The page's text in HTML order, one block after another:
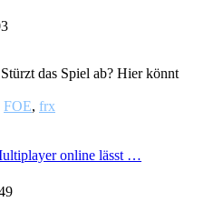
das Spiel ab? Hier könnt
FOE, frx
online lässt …